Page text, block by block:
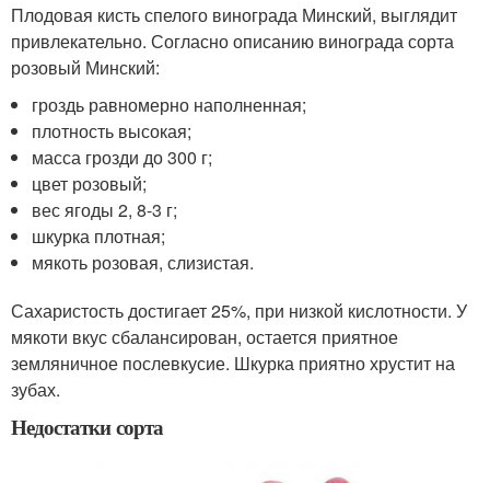
Плодовая кисть спелого винограда Минский, выглядит
привлекательно. Согласно описанию винограда сорта
розовый Минский:
гроздь равномерно наполненная;
плотность высокая;
масса грозди до 300 г;
цвет розовый;
вес ягоды 2, 8-3 г;
шкурка плотная;
мякоть розовая, слизистая.
Сахаристость достигает 25%, при низкой кислотности. У
мякоти вкус сбалансирован, остается приятное
земляничное послевкусие. Шкурка приятно хрустит на
зубах.
Недостатки сорта